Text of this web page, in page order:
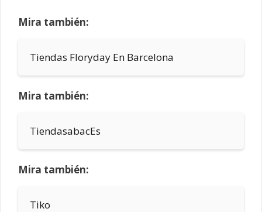
Mira también:
Tiendas Floryday En Barcelona
Mira también:
TiendasabacEs
Mira también:
Tiko